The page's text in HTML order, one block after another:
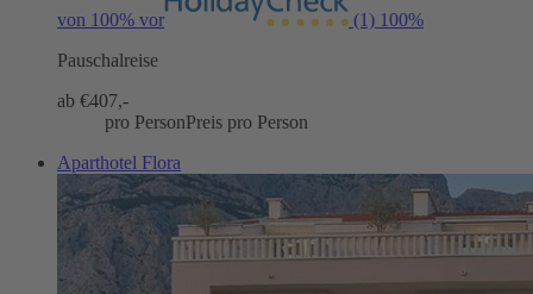
von 100% vor (1) 100%
Pauschalreise
ab €407,-
pro PersonPreis pro Person
Aparthotel Flora